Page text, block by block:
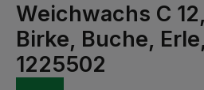
Weichwachs C
Birke, Buche,
1225502